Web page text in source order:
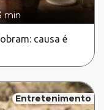
min
causa é
Entretenimento